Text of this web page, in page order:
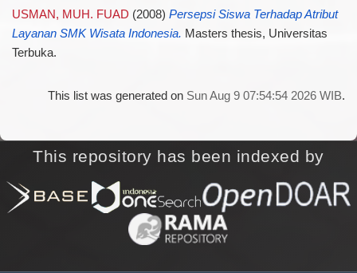
USMAN, MUH. FUAD (2008) Persepsi Siswa Terhadap Atribut
Layanan SMK Wisata Indonesia. Masters thesis, Universitas
Terbuka.
This list was generated on Sun Aug 9 07:54:54 2026 WIB.
This repository has been indexed by